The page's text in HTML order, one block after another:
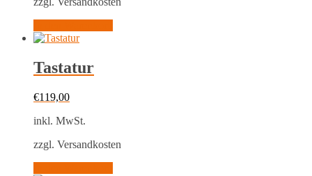
Tastatur
€119,00
inkl. MwSt.
zzgl. Versandkosten